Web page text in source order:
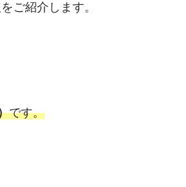
ご紹介します。
です。